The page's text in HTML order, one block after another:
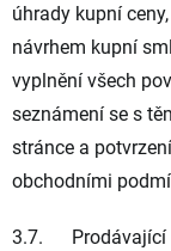
úhrady kupní
návrhem kupní
vyplnění všech
seznámení se s
stránce a
obchodními
3.7. Prodávající